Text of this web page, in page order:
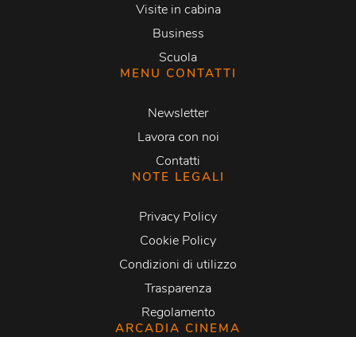
Visite in cabina
Business
Scuola
MENU CONTATTI
Newsletter
Lavora con noi
Contatti
NOTE LEGALI
Privacy Policy
Cookie Policy
Condizioni di utilizzo
Trasparenza
Regolamento
ARCADIA CINEMA